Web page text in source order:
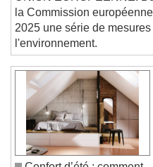
Beginning of dialog
and close the window.
Text
Color
Text
Color
Caption Area
UNION EUROPÉENNE.
la Commission
2025 une série de
l'environnement.